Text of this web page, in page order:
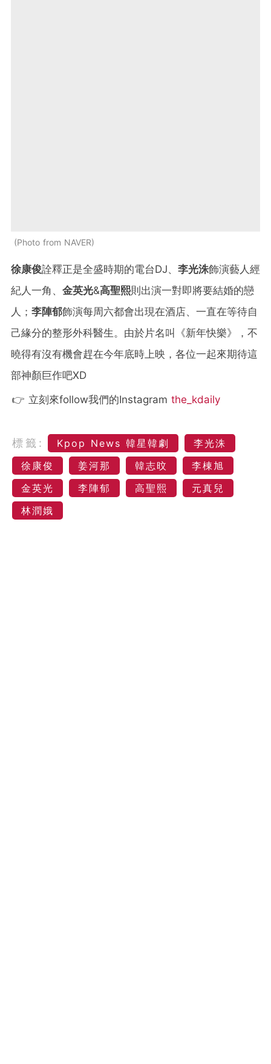
Photo from NAVER
徐康俊詮釋正是全盛時期的電台DJ、 李光洙飾演藝人經
紀人一角、 金英光&高聖熙則出演一對即將要結婚的戀
人； 李陣郁飾演每周六都會出現在酒店、一直在等待自
己緣分的整形外科醫生。由於片名叫《新年快樂》，不
曉得有沒有機會趕在今年底時上映，各位一起來期待這
部神顏巨作吧XD
👉 立刻來follow我們的Instagram the_kdaily
標籤: Kpop News 韓星韓劇
李光洙
徐康俊
姜河那 韓志旼
李棟旭
金英光
李陣郁 高聖熙
元真兒
林潤娥